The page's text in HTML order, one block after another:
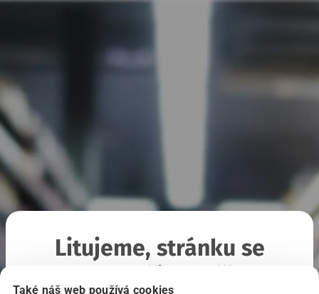
Také náš web používá cookies
Litujeme, stránku se